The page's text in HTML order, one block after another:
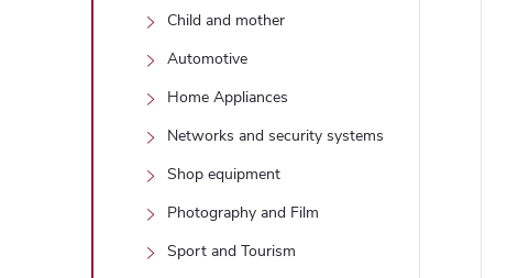
Child and mother
Automotive
Home Appliances
Networks and security systems
Shop equipment
Photography and Film
Sport and Tourism